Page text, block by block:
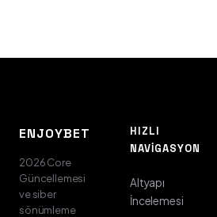
ENJOYBET
2026 Core
Güncellemesi
ve siber
sönümleme
HIZLI
NAVIGASYON
Altyapı
İncelemesi